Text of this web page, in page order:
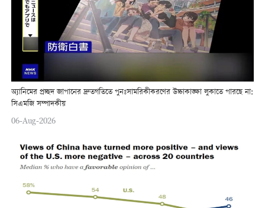
অ্যানিমের প্রচ্ছদ জাপানের দ্রুতগতিতে পুনঃসামরিকীকরণের উচ্চাকাঙ্ক্ষা লুকাতে পারছে না:
সিএমজি সম্পাদকীয়
06-Aug-2026